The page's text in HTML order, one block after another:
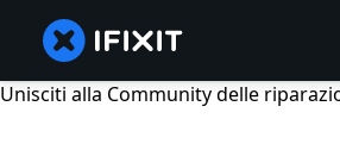
Unisciti alla Community delle